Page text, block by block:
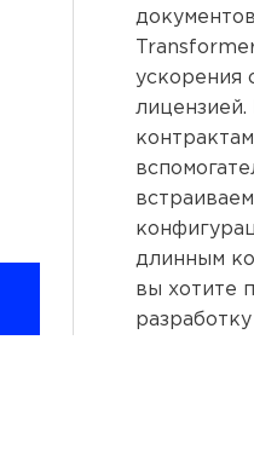
ускорения
лицензией.
длинным
вы хотите